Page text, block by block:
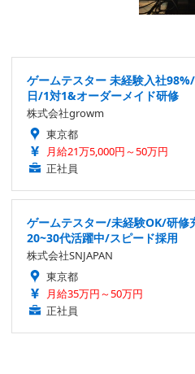
ゲームテスター 未経験入社
日/1対1&オーダーメイド研修
株式会社growm
東京都
月給21万5,000円～50万円
正社員
ゲームテスター/未経験OK/研
20~30代活躍中/スピード採用
株式会社SNJAPAN
東京都
月給35万円～50万円
正社員